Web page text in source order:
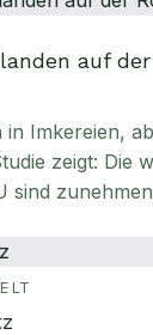
auf
in Imkereien,
zeigt: Die
sind